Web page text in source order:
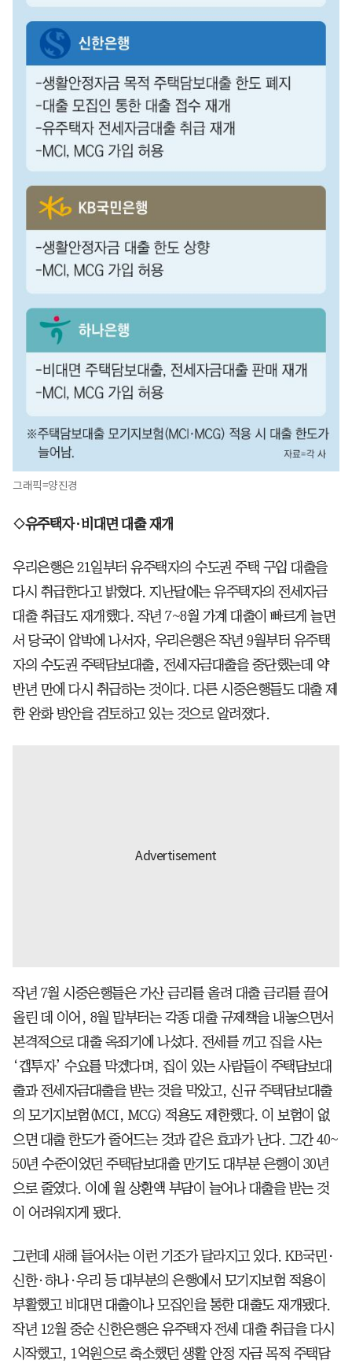
그래픽=양진경
◇유주택자·비대면 대출 재개
우리은행은 21일부터 유주택자의 수도권 주택 구입 대출을
다시 취급한다고 밝혔다. 지난달에는 유주택자의 전세자금
대출 취급도 재개했다. 작년 7~8월 가계 대출이 빠르게 늘면
서 당국이 압박에 나서자, 우리은행은 작년 9월부터 유주택
자의 수도권 주택담보대출, 전세자금대출을 중단했는데 약
반년 만에 다시 취급하는 것이다. 다른 시중은행들도 대출 제
한 완화 방안을 검토하고 있는 것으로 알려졌다.
작년 7월 시중은행들은 가산 금리를 올려 대출 금리를 끌어
올린 데 이어, 8월 말부터는 각종 대출 규제책을 내놓으면서
본격적으로 대출 옥죄기에 나섰다. 전세를 끼고 집을 사는
‘갭투자’ 수요를 막겠다며, 집이 있는 사람들이 주택담보대
출과 전세자금대출을 받는 것을 막았고, 신규 주택담보대출
의 모기지보험(MCI, MCG) 적용도 제한했다. 이 보험이 없
으면 대출 한도가 줄어드는 것과 같은 효과가 난다. 그간 40~
50년 수준이었던 주택담보대출 만기도 대부분 은행이 30년
으로 줄였다. 이에 월 상환액 부담이 늘어나 대출을 받는 것
이 어려워지게 됐다.
그런데 새해 들어서는 이런 기조가 달라지고 있다. KB국민·
신한·하나·우리 등 대부분의 은행에서 모기지보험 적용이
부활했고 비대면 대출이나 모집인을 통한 대출도 재개됐다.
작년 12월 중순 신한은행은 유주택자 전세 대출 취급을 다시
시작했고, 1억원으로 축소했던 생활 안정 자금 목적 주택담